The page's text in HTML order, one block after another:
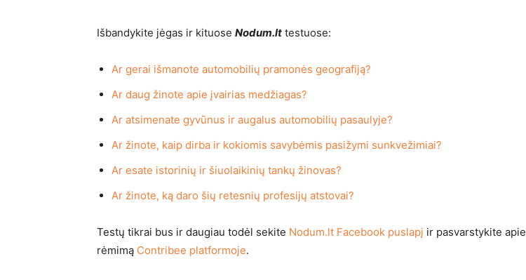
Išbandykite jėgas ir kituose Nodum.lt testuose:
Ar gerai išmanote automobilių pramonės geografiją?
Ar daug žinote apie įvairias medžiagas?
Ar atsimenate gyvūnus ir augalus automobilių pasaulyje?
Ar žinote, kaip dirba ir kokiomis savybėmis pasižymi sunkvežimiai?
Ar esate istorinių ir šiuolaikinių tankų žinovas?
Ar žinote, ką daro šių retesnių profesijų atstovai?
Testų tikrai bus ir daugiau todėl sekite Nodum.lt Facebook puslapį ir pasvarstykite apie
rėmimą Contribee platformoje.